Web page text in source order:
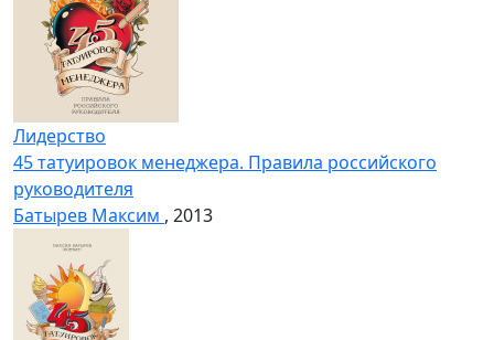
Лидерство
45 татуировок менеджера. Правила российского
руководителя
Батырев Максим , 2013